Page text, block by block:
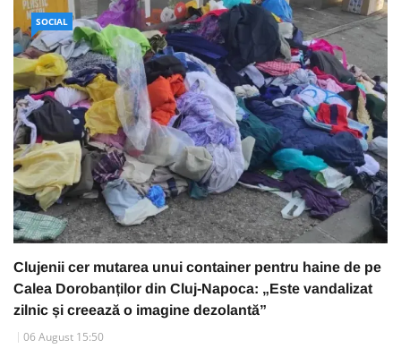
SOCIAL
Clujenii cer mutarea unui container pentru haine de pe
Calea Dorobanților din Cluj-Napoca: „Este vandalizat
zilnic și creează o imagine dezolantă”
06 August 15:50